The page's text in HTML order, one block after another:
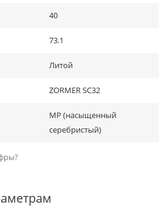
40
73.1
Литой
ZORMER SC32
MP (насыщенный
серебристый)